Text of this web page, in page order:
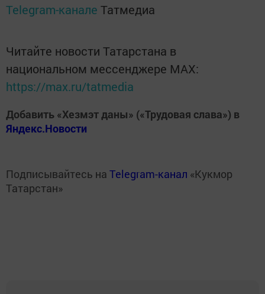
Telegram-канале Татмедиа
Читайте новости Татарстана в
национальном мессенджере MАХ:
https://max.ru/tatmedia
Добавить «Хезмэт даны» («Трудовая слава») в
Яндекс.Новости
Подписывайтесь на Telegram-канал «Кукмор
Татарстан»